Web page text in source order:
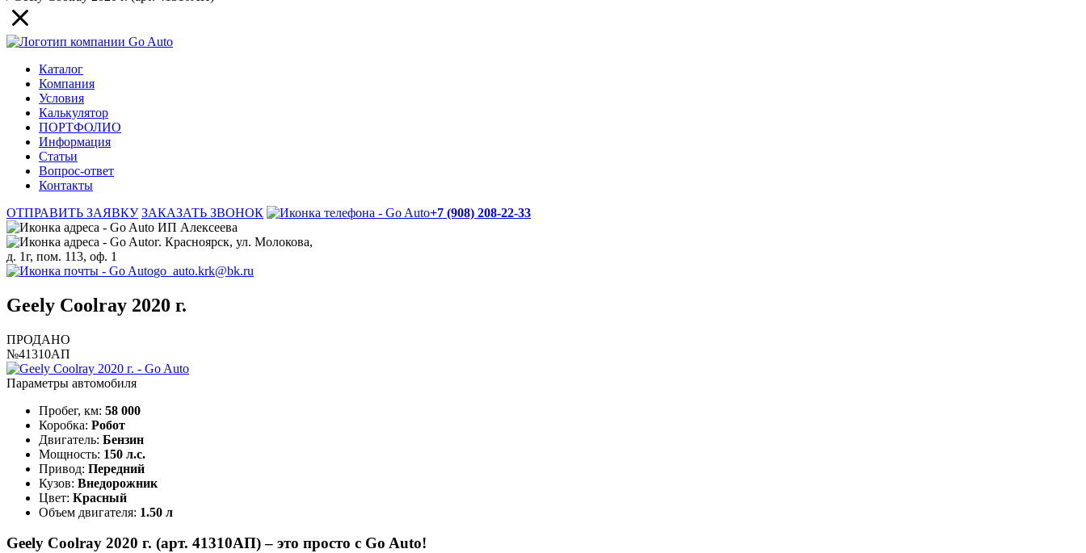
Каталог
Компания
Условия
Калькулятор
ПОРТФОЛИО
Информация
Статьи
Вопрос-ответ
Контакты
ОТПРАВИТЬ ЗАЯВКУ ЗАКАЗАТЬ ЗВОНОК
+7 (908) 208-22-33
ИП Алексеева
г. Красноярск, ул. Молокова,
д. 1г, пом. 113, оф. 1
go_auto.krk@bk.ru
Geely Coolray 2020 г.
ПРОДАНО
№41310АП
Параметры автомобиля
Пробег, км: 58 000
Коробка: Робот
Двигатель: Бензин
Мощность: 150 л.с.
Привод: Передний
Кузов: Внедорожник
Цвет: Красный
Объем двигателя: 1.50 л
Geely Coolray 2020 г. (арт. 41310АП) – это просто с Go Auto!